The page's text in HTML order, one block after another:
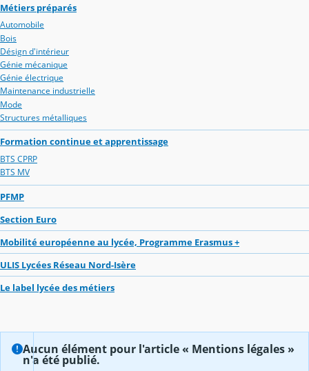
Métiers préparés
Automobile
Bois
Désign d'intérieur
Génie mécanique
Génie électrique
Maintenance industrielle
Mode
Structures métalliques
Formation continue et apprentissage
BTS CPRP
BTS MV
PFMP
Section Euro
Mobilité européenne au lycée, Programme Erasmus +
ULIS Lycées Réseau Nord-Isère
Le label lycée des métiers
Aucun élément pour l'article « Mentions légales »
n'a été publié.